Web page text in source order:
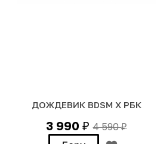
ДОЖДЕВИК BDSM Х РБК
3 990₽ 4 590₽